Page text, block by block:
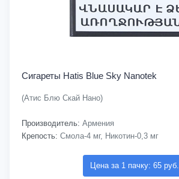
Сигареты Hatis Blue Sky Nanotek
(Атис Блю Скай Нано)
Производитель: Армения
Крепость: Смола-4 мг, Никотин-0,3 мг
Цена за 1 пачку: 65 руб.